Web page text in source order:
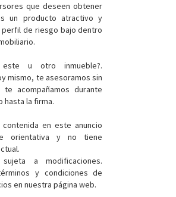
que deseen obtener
un producto atractivo y
perfil de riesgo bajo dentro
este u otro inmueble?.
mismo, te asesoramos sin
acompañamos durante
hasta la firma.
contenida en este anuncio
orientativa y no tiene
a modificaciones.
y condiciones de
en nuestra página web.